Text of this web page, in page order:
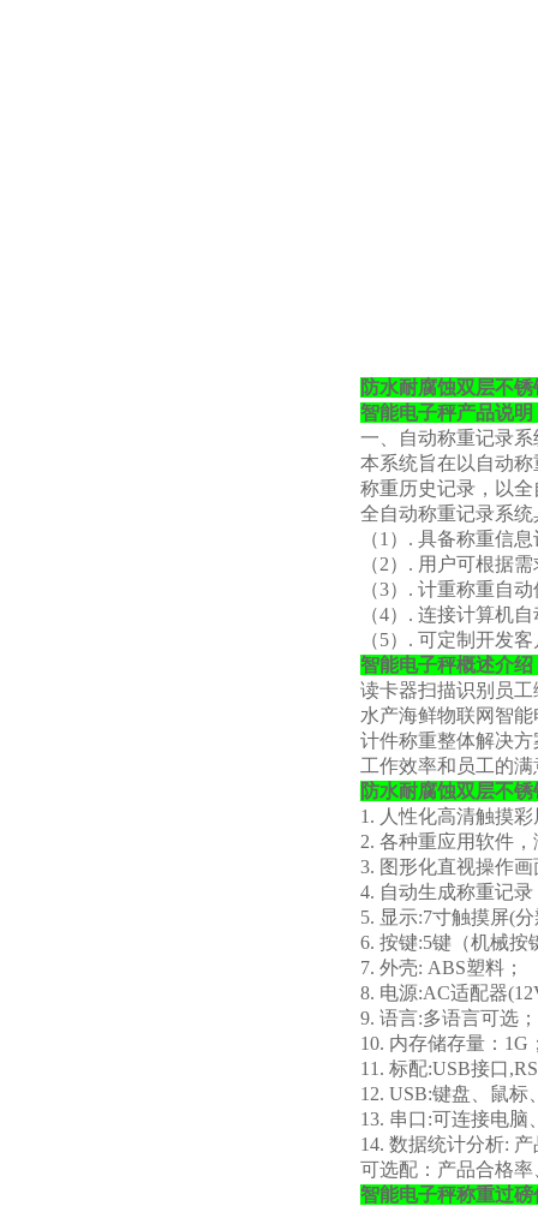
防水耐腐蚀双层不
智能电子秤产品说明
一、自动称重记录系
本系统旨在以自动
称重历史记录，以
全自动称重记录系
（1）. 具备称重信
（2）. 用户可根据
（3）. 计重称重自
（4）. 连接计算机
（5）. 可定制开发
智能电子秤概述介绍
读卡器扫描识别员
水产海鲜物联网智
计件称重整体解决方
工作效率和员工的
防水耐腐蚀双层不
1. 人性化高清触摸
2. 各种重应用软件
3. 图形化直视操作
4. 自动生成称重记
5. 显示:7寸触摸屏(
6. 按键:5键（机械按
7. 外壳: ABS塑料；
8. 电源:AC适配器
9. 语言:多语言可选；
10. 内存储存量：1G
11. 标配:USB接口
12. USB:键盘、鼠
13. 串口:可连接电
14. 数据统计分析:
可选配：产品合格
智能电子秤称重过磅